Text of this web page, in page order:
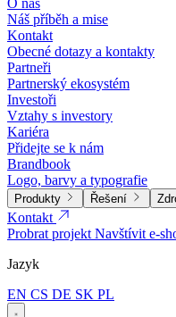
O nás
Náš příběh a mise
Kontakt
Obecné dotazy a kontakty
Partneři
Partnerský ekosystém
Investoři
Vztahy s investory
Kariéra
Přidejte se k nám
Brandbook
Logo, barvy a typografie
Produkty Řešení
Kontakt
Probrat projektNavštívit e-
Jazyk
EN CS DE SK PL